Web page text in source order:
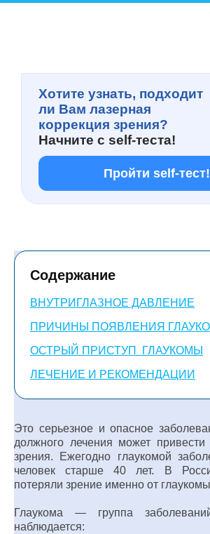
Хотите узнать, подходит
ли Вам лазерная
коррекция зрения?
Начните с self-теста!
Пройти self-тест!
Содержание
ВНУТРИГЛАЗНОЕ ДАВЛЕНИЕ
ПРИЧИНЫ ПОЯВЛЕНИЯ
ОСТРЫЙ ПРИСТУП ГЛАУКОМЫ
ЛЕЧЕНИЕ И РЕКОМЕНДАЦИИ
Это серьезное и опасное
должного лечения может привести
зрения. Ежегодно глаукомой
человек старше 40 лет. В
потеряли зрение именно от
Глаукома — группа
наблюдается: